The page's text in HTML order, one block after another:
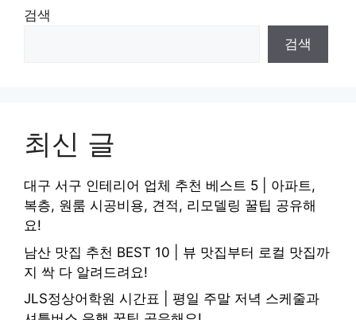
검색
검색
최신 글
대구 서구 인테리어 업체 추천 베스트 5 | 아파트,
복층, 원룸 시공비용, 견적, 리모델링 꿀팁 공유해
요!
남산 맛집 추천 BEST 10 | 뷰 맛집부터 로컬 맛집까
지 싹 다 알려드려요!
JLS정상어학원 시간표 | 평일 주말 저녁 스케줄과